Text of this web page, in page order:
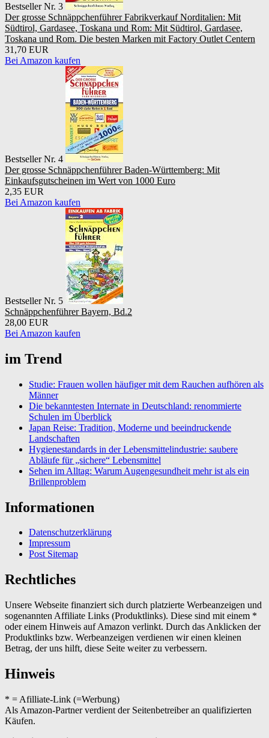
Bestseller Nr. 3
Der grosse Schnäppchenführer Fabrikverkauf Norditalien: Mit
Südtirol, Gardasee, Toskana und Rom: Mit Südtirol, Gardasee,
Toskana und Rom. Die besten Marken mit Factory Outlet Centern
31,70 EUR
Bei Amazon kaufen
Bestseller Nr. 4
Der grosse Schnäppchenführer Baden-Württemberg: Mit
Einkaufsgutscheinen im Wert von 1000 Euro
2,35 EUR
Bei Amazon kaufen
Bestseller Nr. 5
Schnäppchenführer Bayern, Bd.2
28,00 EUR
Bei Amazon kaufen
im Trend
Studie: Frauen wollen häufiger mit dem Rauchen aufhören als
Männer
Die bekanntesten Internate in Deutschland: renommierte
Schulen im Überblick
Japan Reise: Tradition, Moderne und beeindruckende
Landschaften
Hygienestandards in der Lebensmittelindustrie: saubere
Abläufe für „sichere“ Lebensmittel
Sehen im Alltag: Warum Augengesundheit mehr ist als ein
Brillenproblem
Informationen
Datenschutzerklärung
Impressum
Post Sitemap
Rechtliches
Unsere Webseite finanziert sich durch platzierte Werbeanzeigen und
sogenannten Affiliate Links (Produktlinks). Diese sind mit einem *
oder einem Hinweis auf Amazon verlinkt. Durch das Anklicken der
Produktlinks bzw. Werbeanzeigen verdienen wir einen kleinen
Betrag, der uns hilft, diese Seite weiter zu verbessern.
Hinweis
* = Afilliate-Link (=Werbung)
Als Amazon-Partner verdient der Seitenbetreiber an qualifizierten
Käufen.